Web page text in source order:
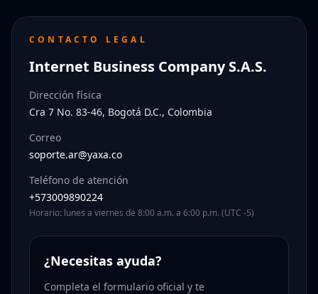
CONTACTO LEGAL
Internet Business Company S.A.S.
Dirección física
Cra 7 No. 83-46, Bogotá D.C., Colombia
Correo
soporte.ar@yaxa.co
Teléfono de atención
+573009890224
Horario: lunes a viernes de 8:00 a.m. a 6:00 p.m. (UTC -5)
¿Necesitas ayuda?
Completa el formulario oficial y te